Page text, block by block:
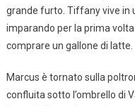
grande furto. Tiffany vive in
imparando per la prima
comprare un gallone di latte.
Marcus è tornato sulla
confluita sotto l’ombrello di